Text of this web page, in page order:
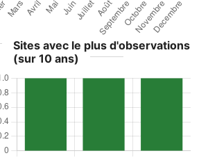
Sites avec le plus d'observations
(sur 10 ans)